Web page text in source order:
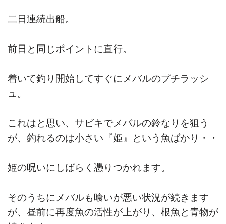
二日連続出船。
前日と同じポイントに直行。
着いて釣り開始してすぐにメバルのプチラッシ
ュ。
これはと思い、サビキでメバルの鈴なりを狙う
が、釣れるのは小さい『姫』という魚ばかり・・
姫の呪いにしばらく憑りつかれます。
そのうちにメバルも喰いが悪い状況が続きます
が、昼前に再度魚の活性が上がり、根魚と青物が